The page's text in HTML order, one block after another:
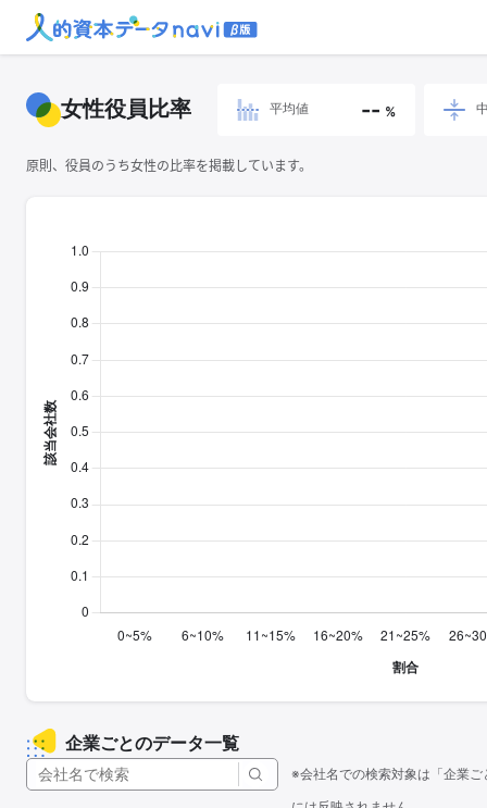
女性役員比率 平均値 -- %
原則、役員のうち女性の比率を掲載しています。
企業ごとのデータ一覧
※会社名での検索対象は「企業